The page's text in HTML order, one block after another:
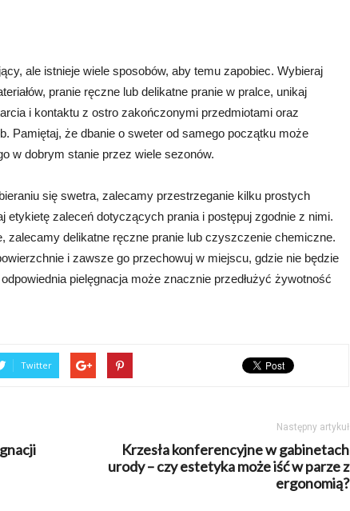
ale istnieje wiele sposobów, aby temu zapobiec. Wybieraj
pranie ręczne lub delikatne pranie w pralce, unikaj
i kontaktu z ostro zakończonymi przedmiotami oraz
Pamiętaj, że dbanie o sweter od samego początku może
w dobrym stanie przez wiele sezonów.
się swetra, zalecamy przestrzeganie kilku prostych
etykietę zaleceń dotyczących prania i postępuj zgodnie z nimi.
zalecamy delikatne ręczne pranie lub czyszczenie chemiczne.
i zawsze go przechowuj w miejscu, gdzie nie będzie
pielęgnacja może znacznie przedłużyć żywotność
Twitter
Następny artykuł
Krzesła konferencyjne w gabinetach
urody – czy estetyka może iść w parze z
ergonomią?